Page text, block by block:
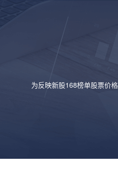
为反映新股168榜单股票价